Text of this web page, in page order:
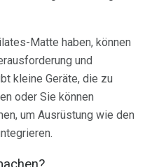
Matte haben, können
und
kleine Geräte, die zu
oder Sie können
um Ausrüstung wie den